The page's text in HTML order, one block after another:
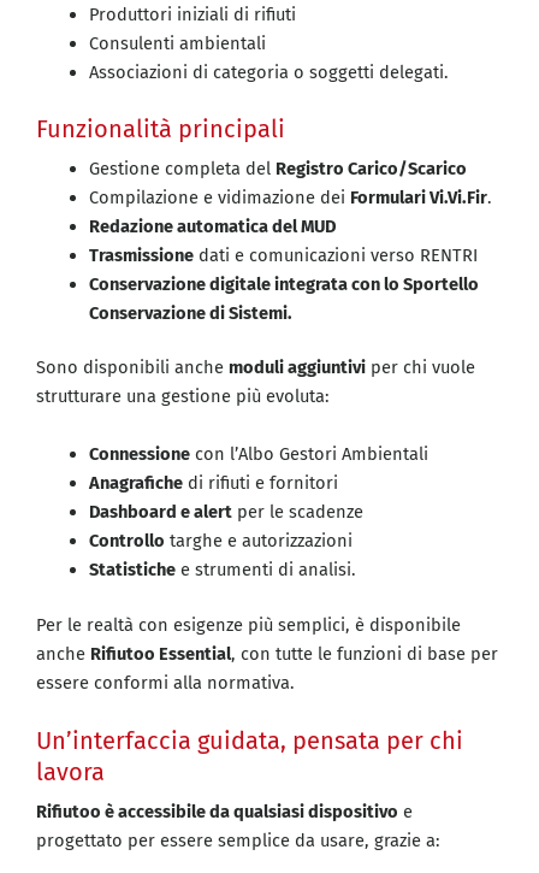
Produttori iniziali di rifiuti
Consulenti ambientali
Associazioni di categoria o soggetti delegati.
Funzionalità principali
Gestione completa del Registro Carico/Scarico
Compilazione e vidimazione dei Formulari Vi.Vi.Fir.
Redazione automatica del MUD
Trasmissionedati e comunicazioni verso RENTRI
Conservazione digitale integrata con lo Sportello
Conservazione di Sistemi.
Sono disponibili anche moduli aggiuntivi per chi vuole
strutturare una gestione più evoluta:
Connessionecon l’Albo Gestori Ambientali
Anagrafichedi rifiuti e fornitori
Dashboard e alertper le scadenze
Controllo targhe e autorizzazioni
Statistichee strumenti di analisi.
Per le realtà con esigenze più semplici, è disponibile
anche Rifiutoo Essential, con tutte le funzioni di base per
essere conformi alla normativa.
Un’interfaccia guidata, pensata per chi
lavora
Rifiutoo è accessibile da qualsiasi dispositivo e
progettato per essere semplice da usare, grazie a: